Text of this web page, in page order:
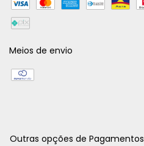
Meios de envio
Outras opções de Pagamentos